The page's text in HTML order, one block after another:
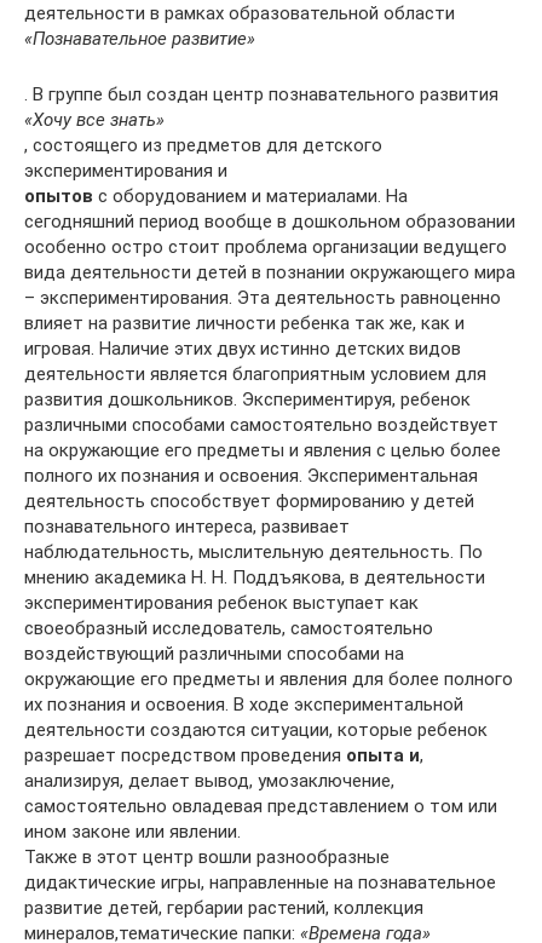
деятельности в рамках образовательной области
«Познавательное развитие»
. В группе был создан центр познавательного развития
«Хочу все знать»
, состоящего из предметов для детского
экспериментирования и
опытов с оборудованием и материалами. На
сегодняшний период вообще в дошкольном образовании
особенно остро стоит проблема организации ведущего
вида деятельности детей в познании окружающего мира
– экспериментирования. Эта деятельность равноценно
влияет на развитие личности ребенка так же, как и
игровая. Наличие этих двух истинно детских видов
деятельности является благоприятным условием для
развития дошкольников. Экспериментируя, ребенок
различными способами самостоятельно воздействует
на окружающие его предметы и явления с целью более
полного их познания и освоения. Экспериментальная
деятельность способствует формированию у детей
познавательного интереса, развивает
наблюдательность, мыслительную деятельность. По
мнению академика Н. Н. Поддъякова, в деятельности
экспериментирования ребенок выступает как
своеобразный исследователь, самостоятельно
воздействующий различными способами на
окружающие его предметы и явления для более полного
их познания и освоения. В ходе экспериментальной
деятельности создаются ситуации, которые ребенок
разрешает посредством проведения опыта и,
анализируя, делает вывод, умозаключение,
самостоятельно овладевая представлением о том или
ином законе или явлении.
Также в этот центр вошли разнообразные
дидактические игры, направленные на познавательное
развитие детей, гербарии растений, коллекция
минералов,тематические папки: «Времена года»